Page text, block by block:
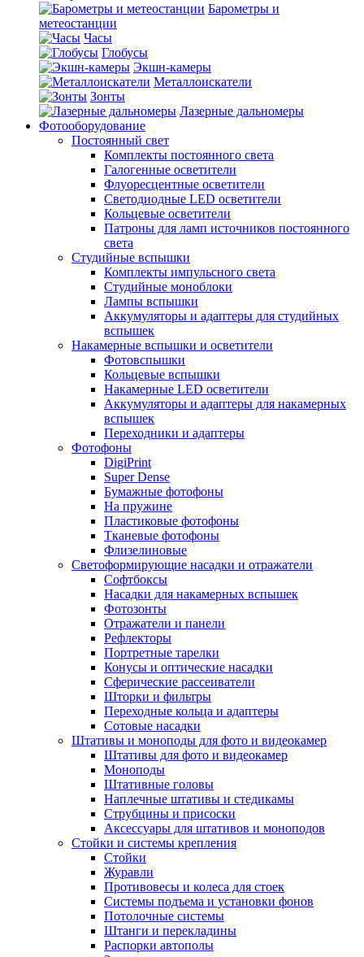
Барометры и
метеостанции
Часы
Глобусы
Экшн-камеры
Металлоискатели
Зонты
Лазерные дальномеры
Фотооборудование
Постоянный свет
Комплекты постоянного света
Галогенные осветители
Флуоресцентные осветители
Светодиодные LED осветители
Кольцевые осветители
Патроны для ламп источников постоянного
света
Студийные вспышки
Комплекты импульсного света
Студийные моноблоки
Лампы вспышки
Аккумуляторы и адаптеры для студийных
вспышек
Накамерные вспышки и осветители
Фотовспышки
Кольцевые вспышки
Накамерные LED осветители
Аккумуляторы и адаптеры для накамерных
вспышек
Переходники и адаптеры
Фотофоны
DigiPrint
Super Dense
Бумажные фотофоны
На пружине
Пластиковые фотофоны
Тканевые фотофоны
Флизелиновые
Светоформирующие насадки и отражатели
Софтбоксы
Насадки для накамерных вспышек
Фотозонты
Отражатели и панели
Рефлекторы
Портретные тарелки
Конусы и оптические насадки
Сферические рассеиватели
Шторки и фильтры
Переходные кольца и адаптеры
Сотовые насадки
Штативы и моноподы для фото и видеокамер
Штативы для фото и видеокамер
Моноподы
Штативные головы
Наплечные штативы и стедикамы
Струбцины и присоски
Аксессуары для штативов и моноподов
Стойки и системы крепления
Стойки
Журавли
Противовесы и колеса для стоек
Системы подъема и установки фонов
Потолочные системы
Штанги и перекладины
Распорки автополы